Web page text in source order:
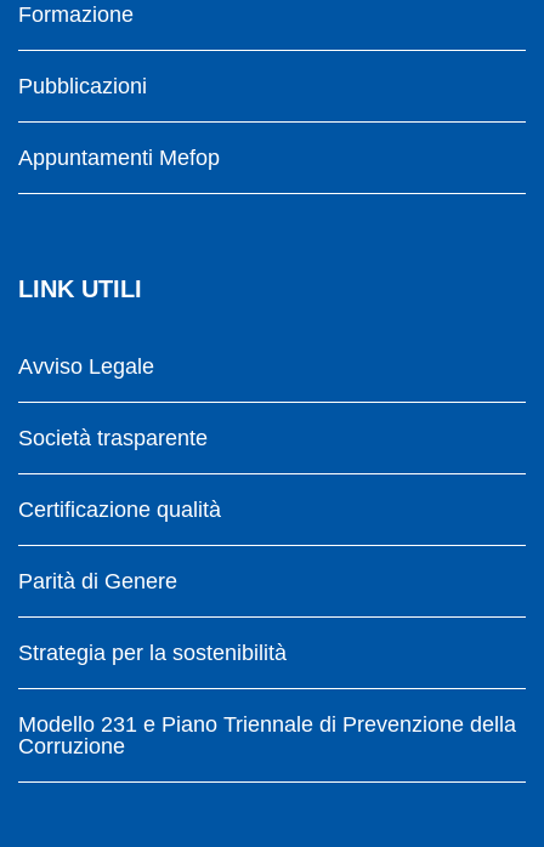
Formazione
Pubblicazioni
Appuntamenti Mefop
LINK UTILI
Avviso Legale
Società trasparente
Certificazione qualità
Parità di Genere
Strategia per la sostenibilità
Modello 231 e Piano Triennale di Prevenzione della
Corruzione